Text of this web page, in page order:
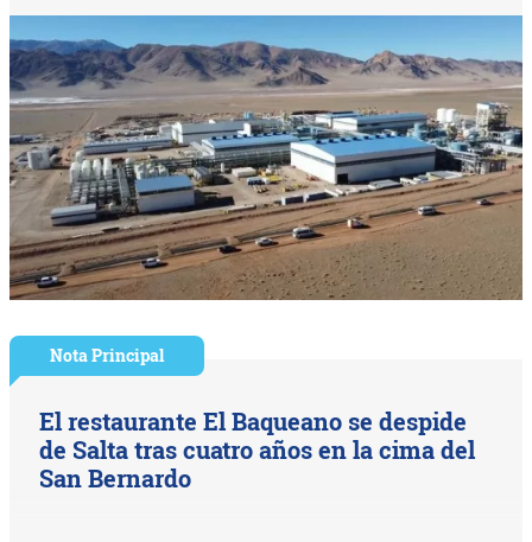
Nota Principal
El restaurante El Baqueano se despide
de Salta tras cuatro años en la cima del
San Bernardo